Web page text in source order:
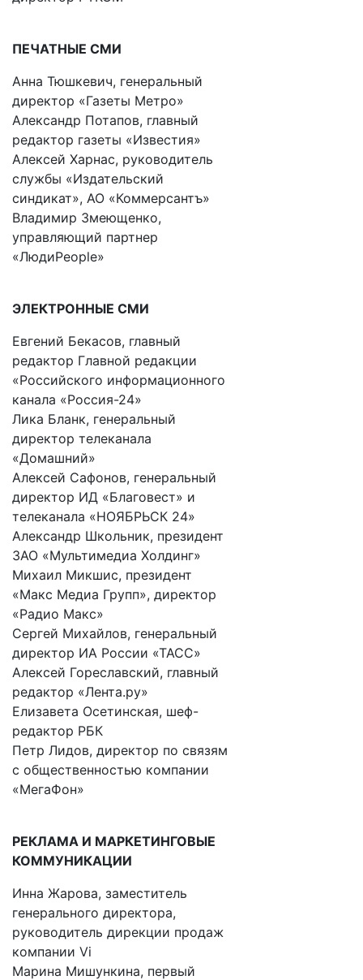
ПЕЧАТНЫЕ СМИ
Анна Тюшкевич, генеральный
директор «Газеты Метро»
Александр Потапов, главный
редактор газеты «Известия»
Алексей Харнас, руководитель
службы «Издательский
синдикат», АО «Коммерсантъ»
Владимир Змеющенко,
управляющий партнер
«ЛюдиPeople»
ЭЛЕКТРОННЫЕ СМИ
Евгений Бекасов, главный
редактор Главной редакции
«Российского информационного
канала «Россия-24»
Лика Бланк, генеральный
директор телеканала
«Домашний»
Алексей Сафонов, генеральный
директор ИД «Благовест» и
телеканала «НОЯБРЬСК 24»
Александр Школьник, президент
ЗАО «Мультимедиа Холдинг»
Михаил Микшис, президент
«Макс Медиа Групп», директор
«Радио Макс»
Сергей Михайлов, генеральный
директор ИА России «ТАСС»
Алексей Гореславский, главный
редактор «Лента.ру»
Елизавета Осетинская, шеф-
редактор РБК
Петр Лидов, директор по связям
с общественностью компании
«МегаФон»
РЕКЛАМА И МАРКЕТИНГОВЫЕ
КОММУНИКАЦИИ
Инна Жарова, заместитель
генерального директора,
руководитель дирекции продаж
компании Vi
Марина Мишункина, первый